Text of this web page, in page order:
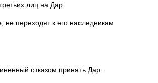
лиц на Дар.
переходят к его наследникам
отказом принять Дар.